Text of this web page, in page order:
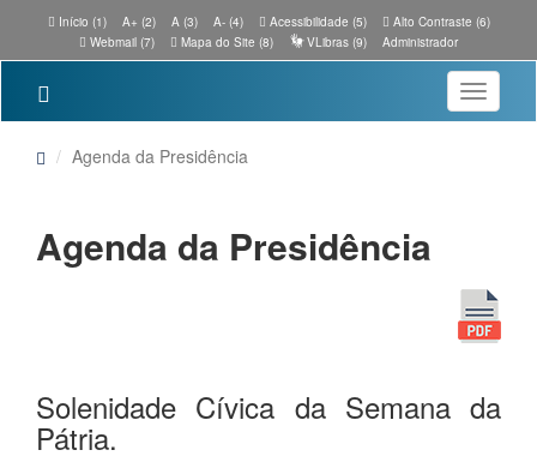
Início (1) A+ (2) A (3) A- (4) Acessibilidade (5)
Alto Contraste (6)
Webmail (7)
Mapa do Site (8) VLibras (9) Administrador
Toggle
Agenda da Presidência
Agenda da Presidência
Solenidade Cívica da Semana da
Pátria.